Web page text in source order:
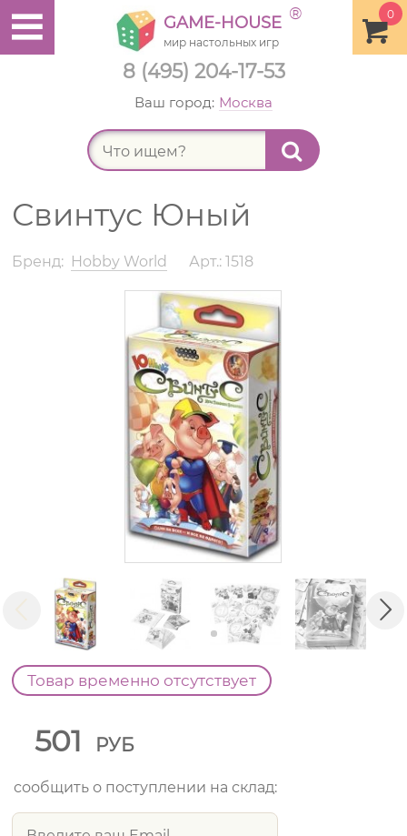
8 (495) 204-17-53
0
GAME-HOUSE ®
мир настольных игр
Ваш город: Москва
Свинтус Юный
Бренд: Hobby World Арт.: 1518
Товар временно отсутствует
501 РУБ
сообщить о поступлении на склад: